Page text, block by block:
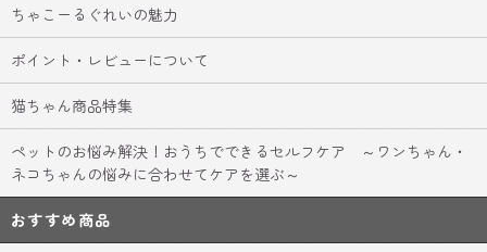
ちゃこーるぐれいの魅力
ポイント・レビューについて
猫ちゃん商品特集
ペットのお悩み解決！おうちでできるセルフケア ～ワンちゃん・
ネコちゃんの悩みに合わせてケアを選ぶ～
おすすめ商品